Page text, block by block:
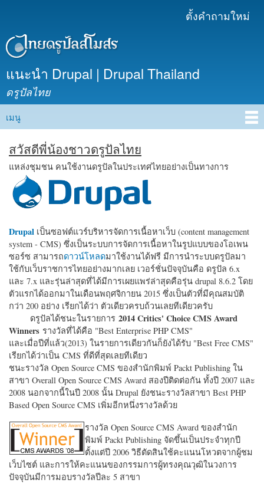
เนื้อหา
ตั้งคำถามใหม่
แนะนำ Drupal | Drupal Thailand
ดรูปัลไทย
Main menu
เมนู
สวัสดีพี่น้องชาวดรูปัลไทย
แหล่งชุมชน คนใช้งานดรูปัลในประเทศไทยอย่างเป็นทางการ
Drupal เป็นซอฟต์แวร์บริหารจัดการเนื้อหาเว็บ (content management
system - CMS) ซึ่งเป็นระบบการจัดการเนื้อหาในรูปแบบของโอเพน
ซอร์ซ สามารถดาวน์โหลดมาใช้งานได้ฟรี มีการนำระบบดรูปัลมา
ใช้กับเว็บราชการไทยอย่างมากเลย เวอร์ชั่นปัจจุบันคือ ดรูปัล 6.x
และ 7.x และรุ่นล่าสุดที่ได้มีการเผยแพร่ล่าสุดคือรุ่น drupal 8.6.2 โดย
ตัวแรกได้ออกมาในเดือนพฤศจิกายน 2015 ซึ่งเป็นตัวที่มีคุณสมบัติ
กว่า 200 อย่าง เรียกได้ว่า ตัวเดียวครบถ้วนเลยทีเดียวครับ
ดรูปัลได้ชนะในรายการ 2014 Critics' Choice CMS Award
Winners รางวัลที่ได้คือ "Best Enterprise PHP CMS"
และเมื่อปีที่แล้ว(2013) ในรายการเดียวกันก็ยังได้รับ "Best Free CMS"
เรียกได้ว่าเป็น CMS ที่ดีที่สุดเลยทีเดียว
ชนะรางวัล Open Source CMS ของสำนักพิมพ์ Packt Publishing ใน
สาขา Overall Open Source CMS Award สองปีติดต่อกัน ทั้งปี 2007 และ
2008 นอกจากนี้ในปี 2008 นั้น Drupal ยังชนะรางวัลสาขา Best PHP
Based Open Source CMS เพิ่มอีกหนึ่งรางวัลด้วย
รางวัล Open Source CMS Award ของสำนัก
พิมพ์ Packt Publishing จัดขึ้นเป็นประจำทุกปี
ตั้งแต่ปี 2006 วิธีตัดสินใช้คะแนนโหวตจากผู้ชม
เว็บไซต์ และการให้คะแนนของกรรมการผู้ทรงคุณวุฒิในวงการ
ปัจจุบันมีการมอบรางวัลปีละ 5 สาขา